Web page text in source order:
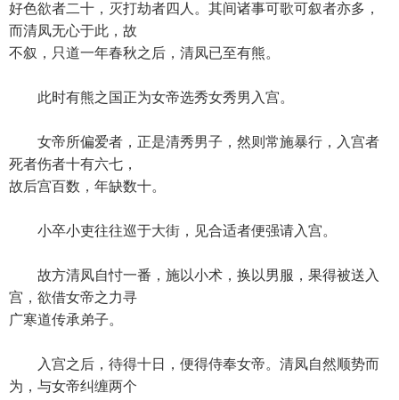
好色欲者二十，灭打劫者四人。其间诸事可歌可叙者亦多，
而清凤无心于此，故
不叙，只道一年春秋之后，清凤已至有熊。
此时有熊之国正为女帝选秀女秀男入宫。
女帝所偏爱者，正是清秀男子，然则常施暴行，入宫者
死者伤者十有六七，
故后宫百数，年缺数十。
小卒小吏往往巡于大街，见合适者便强请入宫。
故方清凤自忖一番，施以小术，换以男服，果得被送入
宫，欲借女帝之力寻
广寒道传承弟子。
入宫之后，待得十日，便得侍奉女帝。清凤自然顺势而
为，与女帝纠缠两个